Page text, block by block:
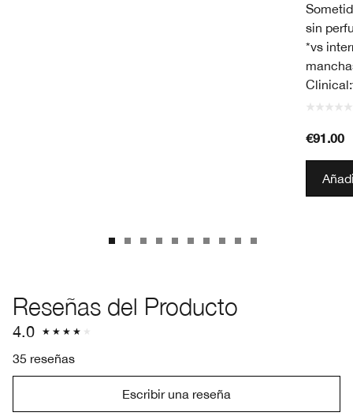
sin
*vs
€91.00
Reseñas del Producto
4.0
35 reseñas
Escribir una reseña